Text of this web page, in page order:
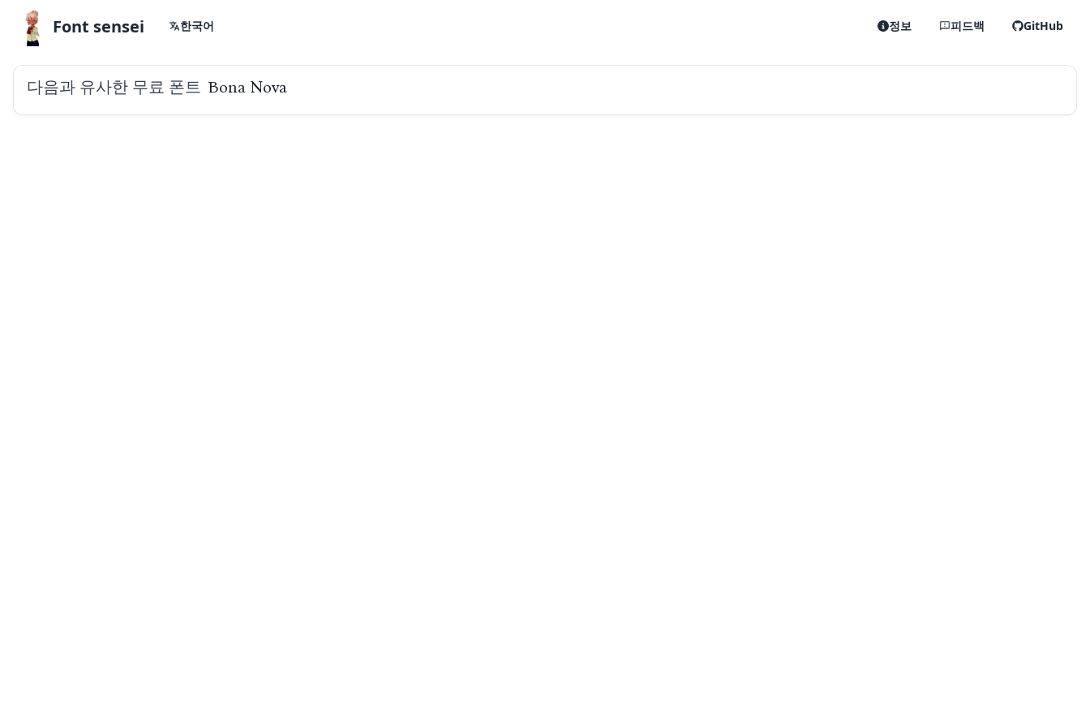
Font sensei 한국어 정보 피드백 GitHub
다음과 유사한 무료 폰트 Bona Nova